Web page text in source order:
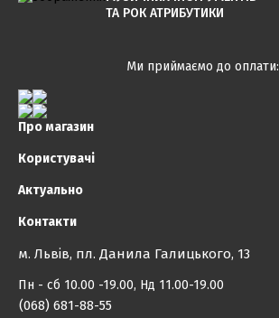
ТА РОК АТРИБУТИКИ
Ми приймаємо до оплати:
Контакти
м. Львів, пл. Данила Галицького, 13
Пн - сб 10.00 -19.00, Нд 11.00-19.00
(068) 681-88-55
Про магазин
Користувачі
Актуально